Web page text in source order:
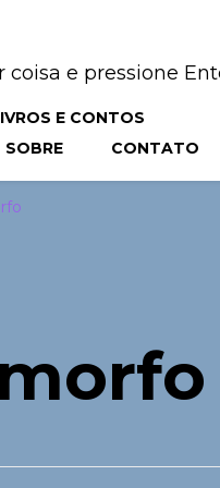
e pressione
E CONTOS
SOBRE CONTATO